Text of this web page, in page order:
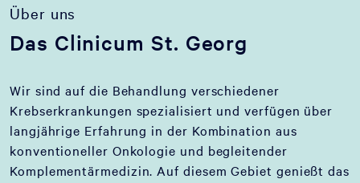
Über uns
Das Clinicum St. Georg
Wir sind auf die Behandlung verschiedener
Krebserkrankungen spezialisiert und verfügen über
langjährige Erfahrung in der Kombination aus
konventioneller Onkologie und begleitender
Komplementärmedizin. Auf diesem Gebiet genießt das